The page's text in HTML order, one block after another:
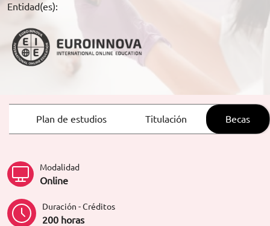
BECAS Y FINANCIACIÓN
RECURSOS EDUCATIVOS
ORIENTACIÓN LABORAL
Entidad(es):
Plan de estudios Titulación Becas
Modalidad
Online
Duración - Créditos
200 horas